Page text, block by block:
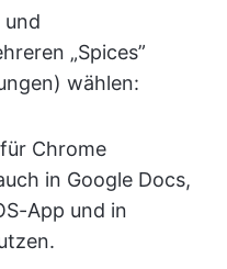
und
„Spices”
wählen:
Chrome
in Google Docs,
App und in